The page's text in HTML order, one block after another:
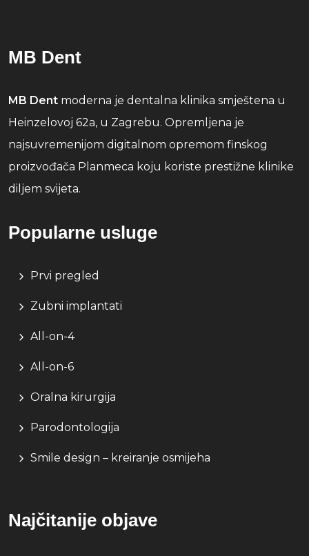
MB Dent
MB Dent moderna je dentalna klinika smještena u
Heinzelovoj 62a, u Zagrebu. Opremljena je
najsuvremenijom digitalnom opremom finskog
proizvođača Planmeca koju koriste prestižne klinike
diljem svijeta.
Popularne usluge
Prvi pregled
Zubni implantati
All-on-4
All-on-6
Oralna kirurgija
Parodontologija
Smile design – kreiranje osmijeha
Najčitanije objave